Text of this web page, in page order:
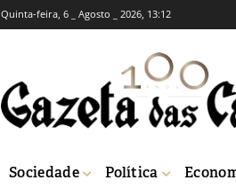
Quinta-feira, 6 _ Agosto _ 2026, 13:12
Sociedade Política